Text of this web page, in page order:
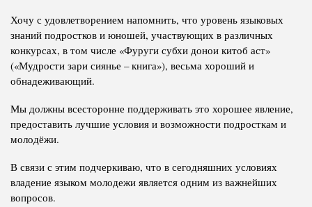
Хочу с удовлетворением напомнить, что уровень языковых
знаний подростков и юношей, участвующих в различных
конкурсах, в том числе «Фуруги субхи донои китоб аст»
(«Мудрости зари сиянье – книга»), весьма хороший и
обнадеживающий.
Мы должны всесторонне поддерживать это хорошее явление,
предоставить лучшие условия и возможности подросткам и
молодёжи.
В связи с этим подчеркиваю, что в сегодняшних условиях
владение языком молодежи является одним из важнейших
вопросов.